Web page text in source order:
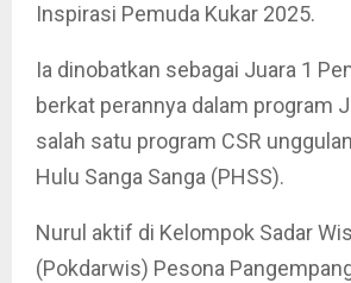
Inspirasi Pemuda Kukar 2025.
Ia dinobatkan sebagai Juara 1
berkat perannya dalam program
salah satu program CSR
Hulu Sanga Sanga (PHSS).
Nurul aktif di Kelompok Sadar
(Pokdarwis) Pesona